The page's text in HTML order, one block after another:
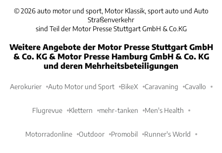
©2026 auto motor und sport, Motor Klassik, sport auto und Auto
Straßenverkehr
sind Teil der Motor Presse Stuttgart GmbH & Co.KG
Weitere Angebote der Motor Presse Stuttgart GmbH
& Co. KG & Motor Presse Hamburg GmbH & Co. KG
und deren Mehrheitsbeteiligungen
Aerokurier Auto Motor und Sport BikeX Caravaning Cavallo
Flugrevue Klettern mehr-tanken Men's Health
Motorradonline Outdoor Promobil Runner's World